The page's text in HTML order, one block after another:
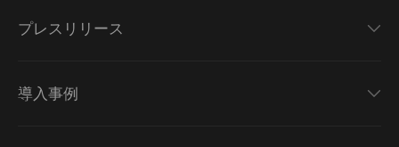
プレスリリース
導入事例